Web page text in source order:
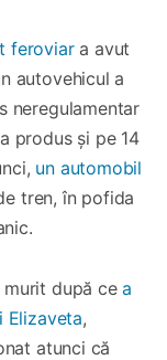
feroviara avut
autovehicul a
neregulamentar
produs și pe 14
un automobil
tren, în pofida
murit după cea
Elizaveta,
atunci că